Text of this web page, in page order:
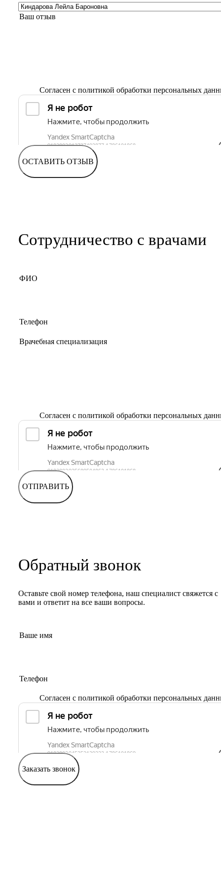
Согласен с политикой обработки персональных
ОСТАВИТЬ ОТЗЫВ
Сотрудничество с врачами
Согласен с политикой обработки персональных
ОТПРАВИТЬ
Обратный звонок
Оставьте свой номер телефона, наш специалист свяжется с
вами и ответит на все ваши вопросы.
Согласен с политикой обработки персональных
Заказать звонок